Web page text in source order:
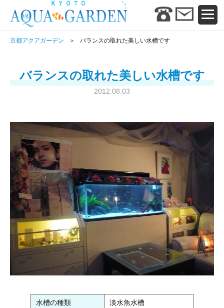
京都アクアガーデン バランスの取れた美しい水槽です
バランスの取れた美しい水槽です
2012.08.03
水槽の種類 淡水魚水槽